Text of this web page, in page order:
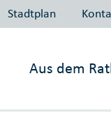
Stadtplan
Aus dem